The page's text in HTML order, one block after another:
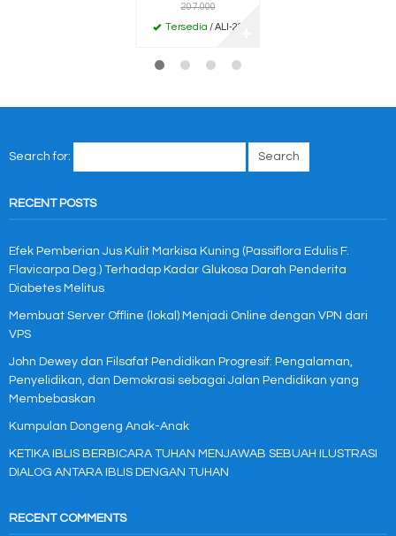
207.000
Tersedia / ALI-22
Search for:
RECENT POSTS
Efek Pemberian Jus Kulit Markisa Kuning (Passiflora Edulis F.
Flavicarpa Deg.) Terhadap Kadar Glukosa Darah Penderita
Diabetes Melitus
Membuat Server Offline (lokal) Menjadi Online dengan VPN dari
VPS
John Dewey dan Filsafat Pendidikan Progresif: Pengalaman,
Penyelidikan, dan Demokrasi sebagai Jalan Pendidikan yang
Membebaskan
Kumpulan Dongeng Anak-Anak
KETIKA IBLIS BERBICARA TUHAN MENJAWAB SEBUAH ILUSTRASI
DIALOG ANTARA IBLIS DENGAN TUHAN
RECENT COMMENTS